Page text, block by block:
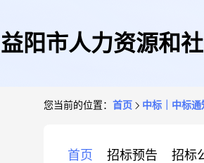
益阳市人力资源和
您当前的位置： 首页 中标｜中标通
首页 招标预告 招标